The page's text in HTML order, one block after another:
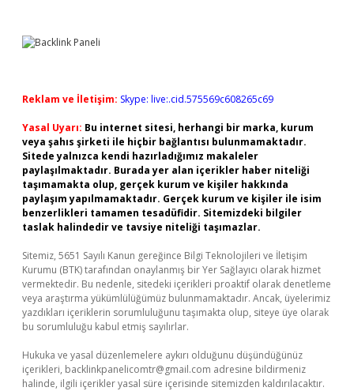
Reklam ve İletişim: Skype: live:.cid.575569c608265c69
Yasal Uyarı: Bu internet sitesi, herhangi bir marka, kurum
veya şahıs şirketi ile hiçbir bağlantısı bulunmamaktadır.
Sitede yalnızca kendi hazırladığımız makaleler
paylaşılmaktadır. Burada yer alan içerikler haber niteliği
taşımamakta olup, gerçek kurum ve kişiler hakkında
paylaşım yapılmamaktadır. Gerçek kurum ve kişiler ile isim
benzerlikleri tamamen tesadüfidir. Sitemizdeki bilgiler
taslak halindedir ve tavsiye niteliği taşımazlar.
Sitemiz, 5651 Sayılı Kanun gereğince Bilgi Teknolojileri ve İletişim
Kurumu (BTK) tarafından onaylanmış bir Yer Sağlayıcı olarak hizmet
vermektedir. Bu nedenle, sitedeki içerikleri proaktif olarak denetleme
veya araştırma yükümlülüğümüz bulunmamaktadır. Ancak, üyelerimiz
yazdıkları içeriklerin sorumluluğunu taşımakta olup, siteye üye olarak
bu sorumluluğu kabul etmiş sayılırlar.
Hukuka ve yasal düzenlemelere aykırı olduğunu düşündüğünüz
içerikleri, backlinkpanelicomtr@gmail.com adresine bildirmeniz
halinde, ilgili içerikler yasal süre içerisinde sitemizden kaldırılacaktır.